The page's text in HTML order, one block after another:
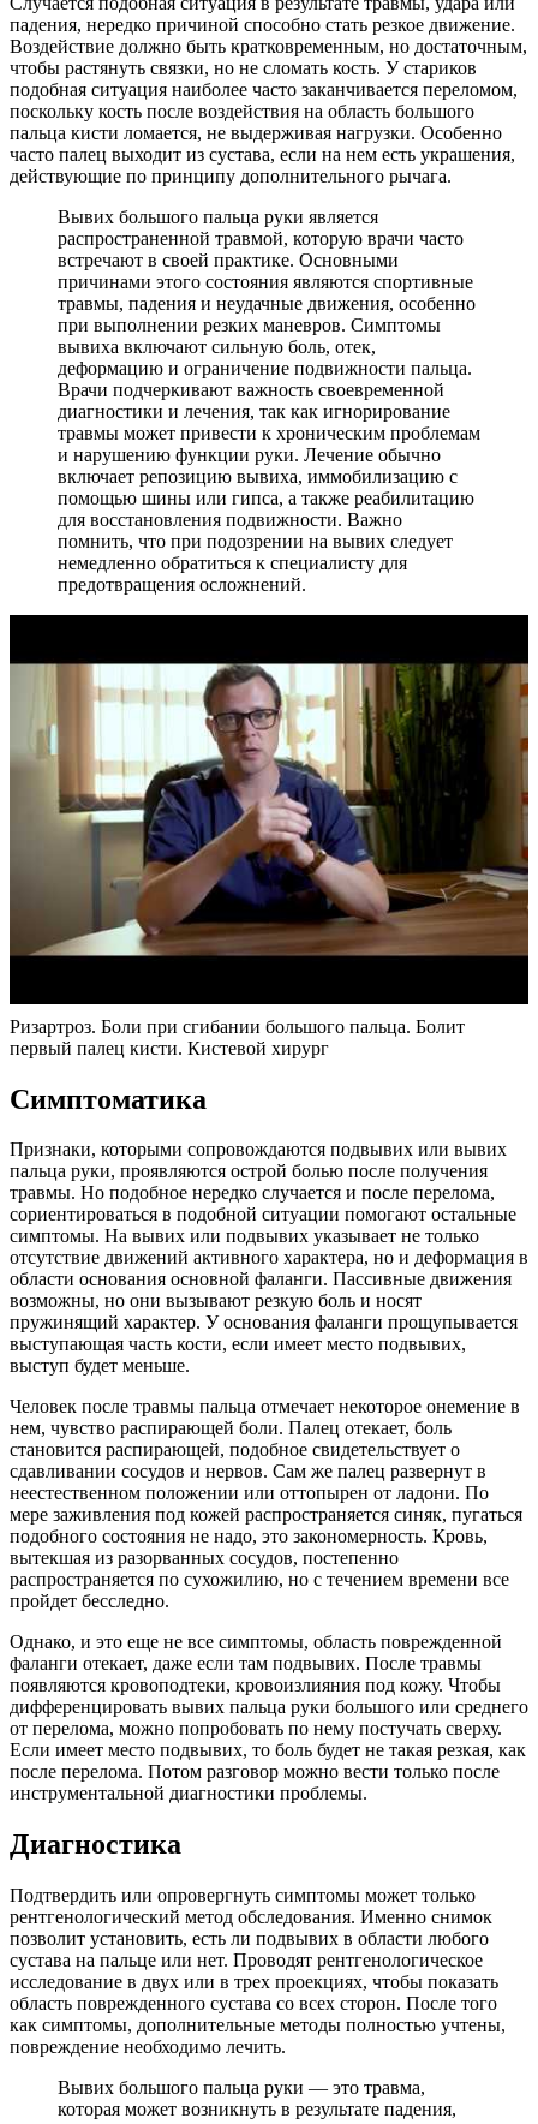
падения, нередко причиной способно стать резкое движение.
Воздействие должно быть кратковременным, но достаточным,
чтобы растянуть связки, но не сломать кость. У стариков
подобная ситуация наиболее часто заканчивается переломом,
поскольку кость после воздействия на область большого
пальца кисти ломается, не выдерживая нагрузки. Особенно
часто палец выходит из сустава, если на нем есть украшения,
действующие по принципу дополнительного рычага.
Вывих большого пальца руки является
распространенной травмой, которую врачи часто
встречают в своей практике. Основными
причинами этого состояния являются спортивные
травмы, падения и неудачные движения, особенно
при выполнении резких маневров. Симптомы
вывиха включают сильную боль, отек,
деформацию и ограничение подвижности пальца.
Врачи подчеркивают важность своевременной
диагностики и лечения, так как игнорирование
травмы может привести к хроническим проблемам
и нарушению функции руки. Лечение обычно
включает репозицию вывиха, иммобилизацию с
помощью шины или гипса, а также реабилитацию
для восстановления подвижности. Важно
помнить, что при подозрении на вывих следует
немедленно обратиться к специалисту для
предотвращения осложнений.
Ризартроз. Боли при сгибании большого пальца. Болит
первый палец кисти. Кистевой хирург
Симптоматика
Признаки, которыми сопровождаются подвывих или вывих
пальца руки, проявляются острой болью после получения
травмы. Но подобное нередко случается и после перелома,
сориентироваться в подобной ситуации помогают остальные
симптомы. На вывих или подвывих указывает не только
отсутствие движений активного характера, но и деформация в
области основания основной фаланги. Пассивные движения
возможны, но они вызывают резкую боль и носят
пружинящий характер. У основания фаланги прощупывается
выступающая часть кости, если имеет место подвывих,
выступ будет меньше.
Человек после травмы пальца отмечает некоторое онемение в
нем, чувство распирающей боли. Палец отекает, боль
становится распирающей, подобное свидетельствует о
сдавливании сосудов и нервов. Сам же палец развернут в
неестественном положении или оттопырен от ладони. По
мере заживления под кожей распространяется синяк, пугаться
подобного состояния не надо, это закономерность. Кровь,
вытекшая из разорванных сосудов, постепенно
распространяется по сухожилию, но с течением времени все
пройдет бесследно.
Однако, и это еще не все симптомы, область поврежденной
фаланги отекает, даже если там подвывих. После травмы
появляются кровоподтеки, кровоизлияния под кожу. Чтобы
дифференцировать вывих пальца руки большого или среднего
от перелома, можно попробовать по нему постучать сверху.
Если имеет место подвывих, то боль будет не такая резкая, как
после перелома. Потом разговор можно вести только после
инструментальной диагностики проблемы.
Диагностика
Подтвердить или опровергнуть симптомы может только
рентгенологический метод обследования. Именно снимок
позволит установить, есть ли подвывих в области любого
сустава на пальце или нет. Проводят рентгенологическое
исследование в двух или в трех проекциях, чтобы показать
область поврежденного сустава со всех сторон. После того
как симптомы, дополнительные методы полностью учтены,
повреждение необходимо лечить.
Вывих большого пальца руки — это травма,
которая может возникнуть в результате падения,